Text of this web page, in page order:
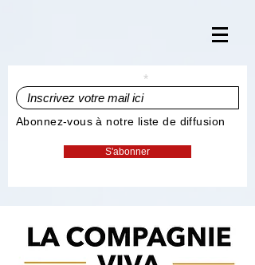
Abonnez-vous à notre liste de diffusion
S'abonner